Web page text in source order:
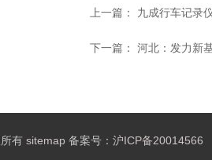
上一篇： 九成行车记录
下一篇： 河北：发力新
有 sitemap备案号： 沪ICP备20014566